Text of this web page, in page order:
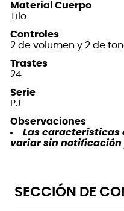
Material Cuerpo
Tilo
Controles
2 de volumen y 2 de
Trastes
24
Serie
PJ
Observaciones
Las características
variar sin notificación